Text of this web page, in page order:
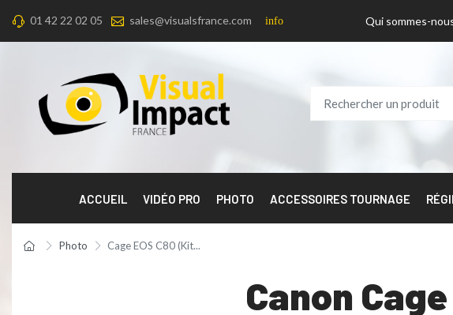
01 42 22 02 05 sales@visualsfrance.com info Qui sommes-
ACCUEIL VIDÉO PRO PHOTO ACCESSOIRES TOURNAGE
Photo Cage EOS C80 (Kit...
Canon